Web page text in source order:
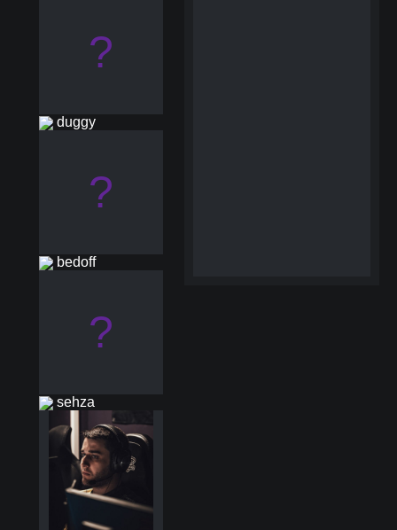
?
duggy
?
bedoff
?
sehza